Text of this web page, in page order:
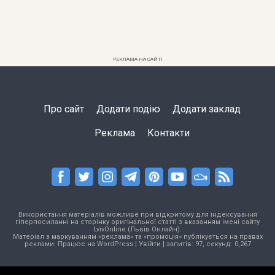
РЕКЛАМА НА САЙТІ
Про сайт Додати подію Додати заклад
Реклама Контакти
Використання матеріалів можливе при відкритому для індексування
гіперпосиланні на сторінку оригінальної статті з вказанням імені сайту
LvivOnline (Львів Онлайн).
Матеріал з маркуванням «реклама» та «промоція» публікується на правах
реклами. Працює на WordPress| Увійти | запитів: 97, секунд: 0,267